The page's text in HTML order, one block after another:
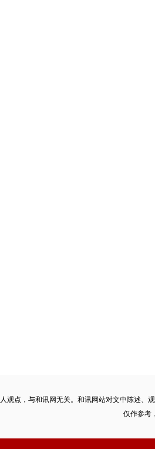
观点，与和讯网无关。和讯网站对文中陈述
仅作参考